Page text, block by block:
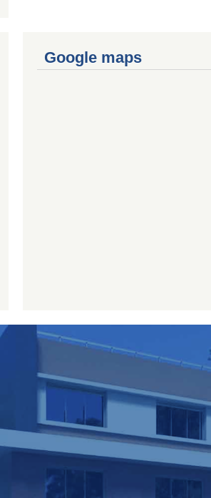
Google maps